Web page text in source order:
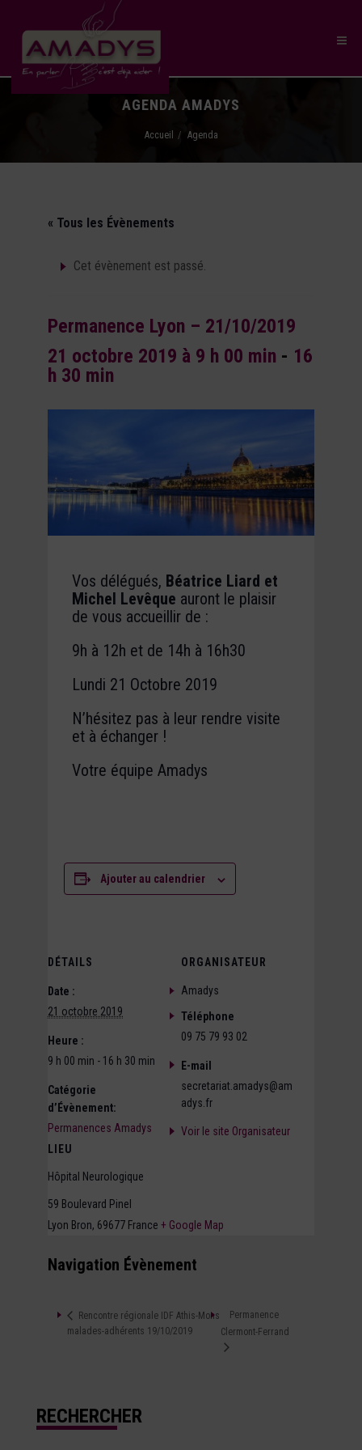
AGENDA AMADYS
Accueil Agenda
« Tous les Évènements
Cet évènement est passé.
Permanence Lyon – 21/10/2019
21 octobre 2019 à 9 h 00 min - 16
h 30 min
Vos délégués, Béatrice Liard et
Michel Levêque auront le plaisir
de vous accueillir de :
9h à 12h et de 14h à 16h30
Lundi 21 Octobre 2019
N’hésitez pas à leur rendre visite
et à échanger !
Votre équipe Amadys
Ajouter au calendrier
DÉTAILS
Date :
21 octobre 2019
Heure :
9 h 00 min - 16 h 30 min
Catégorie
d’Évènement:
Permanences Amadys
LIEU
Hôpital Neurologique
59 Boulevard Pinel
Lyon Bron, 69677 France + Google Map
ORGANISATEUR
Amadys
Téléphone
09 75 79 93 02
E-mail
secretariat.amadys@am
adys.fr
Voir le site Organisateur
Navigation Évènement
Rencontre régionale IDF Athis-Mons
malades-adhérents 19/10/2019
Permanence
Clermont-Ferrand
RECHERCHER